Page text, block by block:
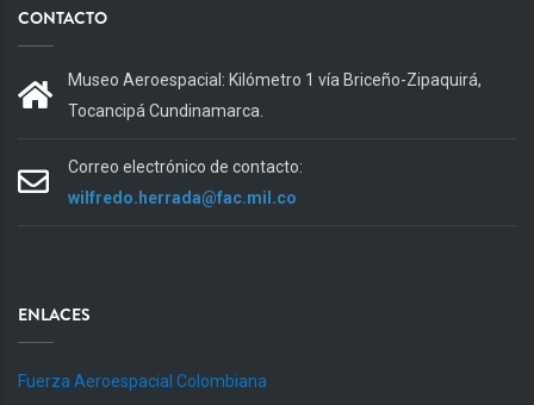
CONTACTO
Museo Aeroespacial: Kilómetro 1 vía Briceño-Zipaquirá,
Tocancipá Cundinamarca.
Correo electrónico de contacto:
wilfredo.herrada@fac.mil.co
ENLACES
Fuerza Aeroespacial Colombiana